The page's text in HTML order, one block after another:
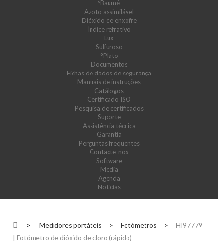
ºBaumé
Azoto assimilável
Dióxido de enxofre
Índice refrativo
Lux
Sulfuroso
°Plato
Documentos
Fichas de dados de segurança
Manuais de instruções
Catálogos
Certificado ISO
Pesquisa de certificados
Suporte
Assistência técnica
Garantia
Perguntas frequentes
Contacte-nos
Software
Media
Agenda
Notícias
> Medidores portáteis > Fotómetros >
HI97779
| Fotómetro de dióxido de cloro (rápido)